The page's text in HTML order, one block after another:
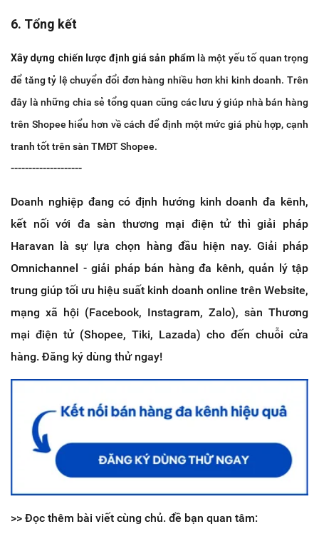
6. Tổng kết
Xây dựng chiến lược định giá sản phẩm là một yếu tố quan trọng
để tăng tỷ lệ chuyển đổi đơn hàng nhiều hơn khi kinh doanh. Trên
đây là những chia sẻ tổng quan cũng các lưu ý giúp nhà bán hàng
trên Shopee hiểu hơn về cách để định một mức giá phù hợp, cạnh
tranh tốt trên sàn TMĐT Shopee.
--------------------
Doanh nghiệp đang có định hướng kinh doanh đa kênh,
kết nối với đa sàn thương mại điện tử thì giải pháp
Haravan là sự lựa chọn hàng đầu hiện nay. Giải pháp
Omnichannel - giải pháp bán hàng đa kênh, quản lý tập
trung giúp tối ưu hiệu suất kinh doanh online trên Website,
mạng xã hội (Facebook, Instagram, Zalo), sàn Thương
mại điện tử (Shopee, Tiki, Lazada) cho đến chuỗi cửa
hàng. Đăng ký dùng thử ngay!
>> Đọc thêm bài viết cùng chủ. đề bạn quan tâm: